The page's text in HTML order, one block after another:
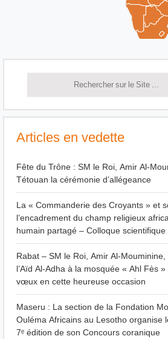
Articles en vedette
Fête du Trône : SM le Roi, Amir Al-
Tétouan la cérémonie d’allégeance
La « Commanderie des Croyants » et
l’encadrement du champ religieux
humain partagé – Colloque
Rabat – SM le Roi, Amir Al-
l’Aïd Al-Adha à la mosquée « Ahl Fès
vœux en cette heureuse occasion
Maseru : La section de la Fondation
Ouléma Africains au Lesotho organise
7ᵉ édition de son Concours coranique